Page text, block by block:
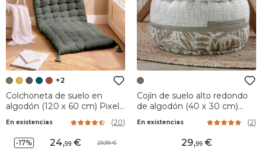
+2
Colchoneta de suelo en
algodón (120 x 60 cm) Pixel
En existencias (20)
-17% 24,99 29,99
Cojín de suelo alto redondo
de algodón (40 x 30 cm)
En existencias (2)
29,99